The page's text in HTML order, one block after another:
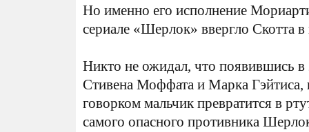
Но именно его исполнение
сериале «Шерлок» ввергло Скотта
Никто не ожидал, что появившись
Стивена Моффата и Марка Гэйтиса,
говорком мальчик превратится в
самого опасного противника